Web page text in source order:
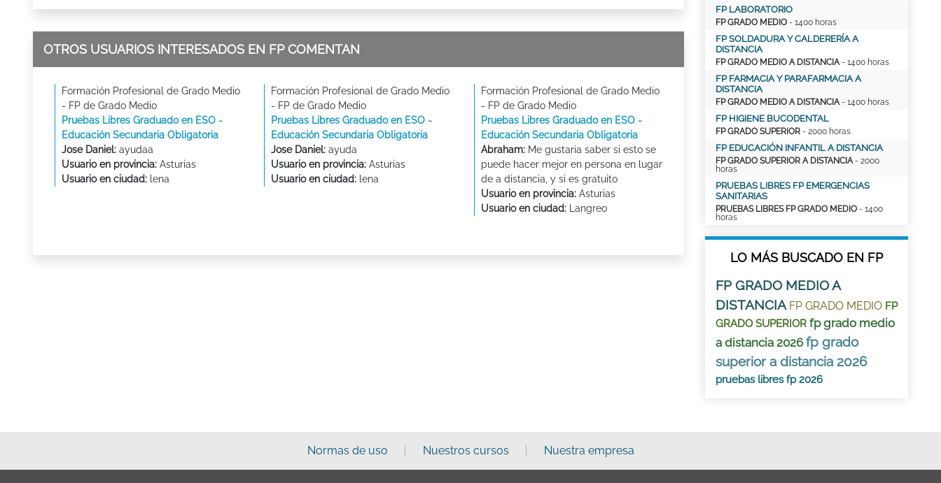
OTROS USUARIOS INTERESADOS EN FP COMENTAN
Formación Profesional de Grado Medio
- FP de Grado Medio
Pruebas Libres Graduado en ESO -
Educación Secundaria Obligatoria
Jose Daniel: ayudaa
Usuario en provincia: Asturias
Usuario en ciudad: lena
Formación Profesional de Grado Medio
- FP de Grado Medio
Pruebas Libres Graduado en ESO -
Educación Secundaria Obligatoria
Jose Daniel: ayuda
Usuario en provincia: Asturias
Usuario en ciudad: lena
Formación Profesional de Grado Medio
- FP de Grado Medio
Pruebas Libres Graduado en ESO -
Educación Secundaria Obligatoria
Abraham:Me gustaria saber si esto se
puede hacer mejor en persona en lugar
de a distancia, y si es gratuito
Usuario en provincia:Asturias
Usuario en ciudad:Langreo
FP LABORATORIO
FP GRADO MEDIO - 1400 horas
FP SOLDADURA Y CALDERERÍA A
DISTANCIA
FP GRADO MEDIO A DISTANCIA- 1400 horas
FP FARMACIA Y PARAFARMACIA A
DISTANCIA
FP GRADO MEDIO A DISTANCIA- 1400 horas
FP HIGIENE BUCODENTAL
FP GRADO SUPERIOR - 2000 horas
FP EDUCACIÓN INFANTIL A DISTANCIA
FP GRADO SUPERIOR A DISTANCIA- 2000
horas
PRUEBAS LIBRES FP EMERGENCIAS
SANITARIAS
PRUEBAS LIBRES FP GRADO MEDIO - 1400
horas
LO MÁS BUSCADO EN FP
FP GRADO MEDIO A
DISTANCIA FP GRADO MEDIO FP
GRADO SUPERIOR fp grado medio
a distancia 2026 fp grado
superior a distancia 2026
pruebas libres fp 2026
Normas de uso Nuestros cursos Nuestra empresa